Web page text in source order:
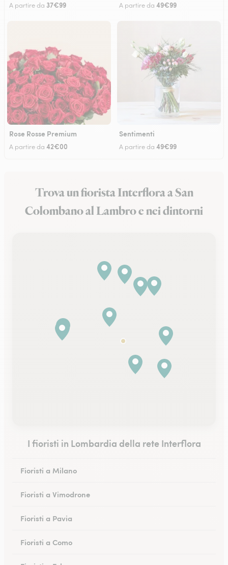
A partire da 37€99 A partire da 49€99
Rose Rosse Premium
A partire da 42€00
Sentimenti
A partire da 49€99
Trova un fiorista Interflora a San
Colombano al Lambro e nei dintorni
I fioristi in Lombardia della rete Interflora
Fioristi a Milano
Fioristi a Vimodrone
Fioristi a Pavia
Fioristi a Como